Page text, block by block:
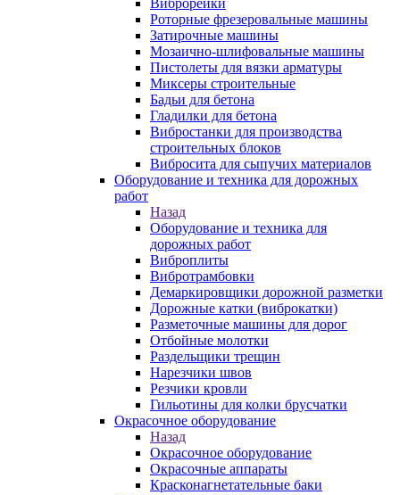
Виброрейки
Роторные фрезеровальные машины
Затирочные машины
Мозаично-шлифовальные машины
Пистолеты для вязки арматуры
Миксеры строительные
Бадьи для бетона
Гладилки для бетона
Вибростанки для производства
строительных блоков
Вибросита для сыпучих материалов
Оборудование и техника для дорожных
работ
Назад
Оборудование и техника для
дорожных работ
Виброплиты
Вибротрамбовки
Демаркировщики дорожной разметки
Дорожные катки (виброкатки)
Разметочные машины для дорог
Отбойные молотки
Раздельщики трещин
Нарезчики швов
Резчики кровли
Гильотины для колки брусчатки
Окрасочное оборудование
Назад
Окрасочное оборудование
Окрасочные аппараты
Красконагнетательные баки